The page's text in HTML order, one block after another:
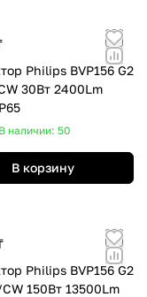
Philips BVP156 G2
30Вт 2400Lm
В наличии: 50
В корзину
Philips BVP156 G2
150Вт 13500Lm